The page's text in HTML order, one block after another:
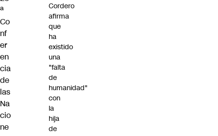
ª
Co
nf
er
en
cia
de
las
Na
cio
ne
Cordero
afirma
que
ha
existido
una
"falta
de
humanidad"
con
la
hija
de